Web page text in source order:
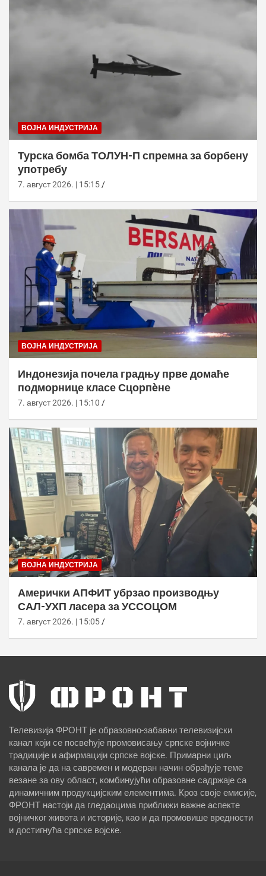
ВОЈНА ИНДУСТРИЈА
Турска бомба ТОЛУН-П спремна за борбену
употребу
7. август 2026. | 15:15
ВОЈНА ИНДУСТРИЈА
Индонезија почела градњу прве домаће
подморнице класе Сцорпèне
7. август 2026. | 15:10
ВОЈНА ИНДУСТРИЈА
Амерички АПФИТ убрзао производњу
САЛ-УХП ласера за УССОЦОМ
7. август 2026. | 15:05
Телевизија ФРОНТ је образовно-забавни телевизијски
канал који се посвећује промовисању српске војничке
традиције и афирмацији српске војске. Примарни циљ
канала је да на савремен и модеран начин обрађује теме
везане за ову област, комбинујући образовне садржаје са
динамичним продукцијским елементима. Кроз своје емисије,
ФРОНТ настоји да гледаоцима приближи важне аспекте
војничког живота и историје, као и да промовише вредности
и достигнућа српске војске.